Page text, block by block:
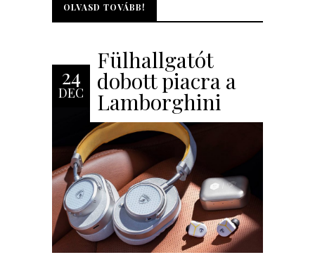
OLVASD TOVÁBB!
OLVASD TOVÁBB!
24
DEC
Fülhallgatót
dobott piacra a
Lamborghini